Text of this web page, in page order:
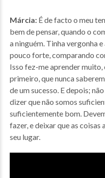
Márcia: É de facto o meu
bem de pensar, quando o
a ninguém. Tinha vergonha
pouco forte, comparando
Isso fez-me aprender muito,
primeiro, que nunca
de um sucesso. E depois;
dizer que não somos
suficientemente bom.
fazer, e deixar que as coisas
seu lugar.